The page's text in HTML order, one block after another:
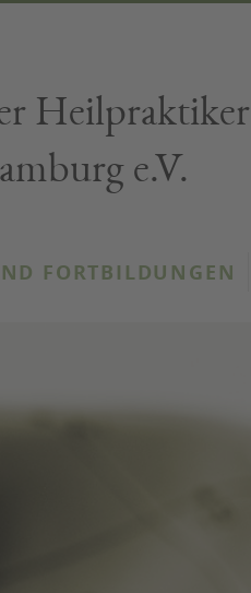
Heilpraktiker
e.V.
FORTBILDUNGEN